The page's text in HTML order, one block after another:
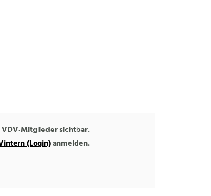
Mitglieder sichtbar.
(Login)anmelden.